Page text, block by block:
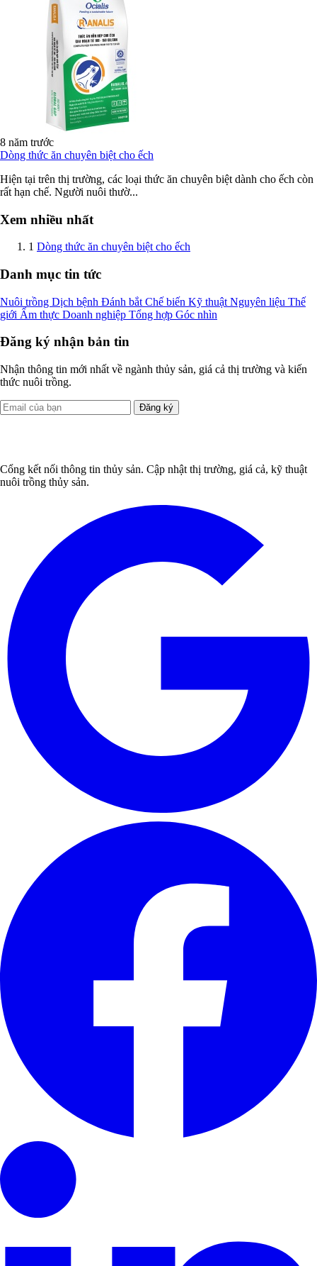
8 năm trước
Dòng thức ăn chuyên biệt cho ếch
Hiện tại trên thị trường, các loại thức ăn chuyên biệt dành cho ếch còn
rất hạn chế. Người nuôi thườ...
Xem nhiều nhất
1 Dòng thức ăn chuyên biệt cho ếch
Danh mục tin tức
Nuôi trồng Dịch bệnh Đánh bắt Chế biến Kỹ thuật Nguyên liệu Thế
giới Ẩm thực Doanh nghiệp Tổng hợp Góc nhìn
Đăng ký nhận bản tin
Nhận thông tin mới nhất về ngành thủy sản, giá cả thị trường và kiến
thức nuôi trồng.
Đăng ký
Cổng kết nối thông tin thủy sản. Cập nhật thị trường, giá cả, kỹ thuật
nuôi trồng thủy sản.